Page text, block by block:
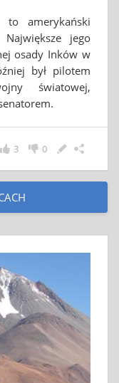
to amerykański
jego
osady Inków w
był pilotem
światowej,
0
3